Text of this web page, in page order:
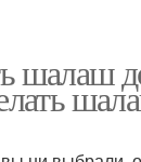
шалаш